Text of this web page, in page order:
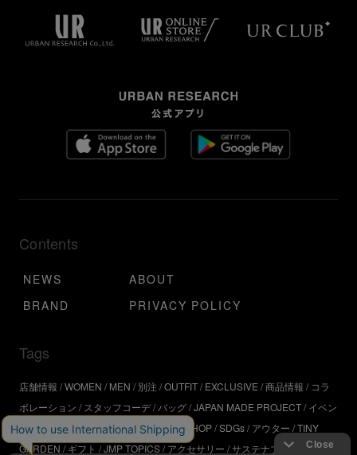
Contents
NEWS
ABOUT
BRAND
PRIVACY POLICY
Tags
店舗情報 WOMEN MEN 別注 OUTFIT EXCLUSIVE 商品情報
コラ
ボレーション
スタッフコーデ バッグ JAPAN MADE PROJECT イベン
ト アウトドア インタビュー WORKSHOP SDGs アウター TINY
GARDEN
ギフト JMP TOPICS アクセサリー サステナブル UR